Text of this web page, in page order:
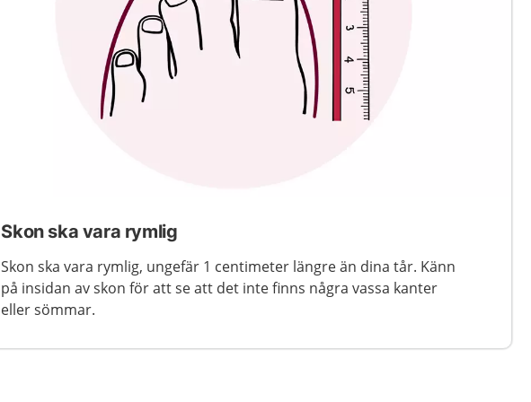
Skon ska vara rymlig
Skon ska vara rymlig, ungefär 1 centimeter längre än dina tår. Känn
på insidan av skon för att se att det inte finns några vassa kanter
eller sömmar.